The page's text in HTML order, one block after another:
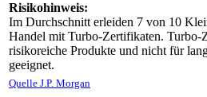
Risikohinweis:
Im Durchschnitt erleiden 7 von 10
Handel mit Turbo-Zertifikaten. Turbo-
risikoreiche Produkte und nicht für
geeignet.
Quelle J.P. Morgan